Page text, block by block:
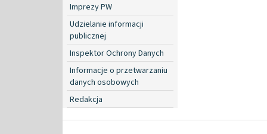
Imprezy PW
Udzielanie informacji
publicznej
Inspektor Ochrony Danych
Informacje o przetwarzaniu
danych osobowych
Redakcja